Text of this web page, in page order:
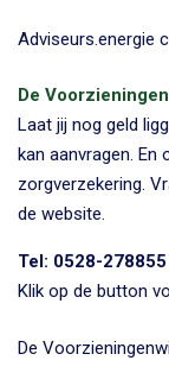
Adviseurs.energie
De
Laat jij nog geld
kan aanvragen.
zorgverzekering.
de website.
Tel: 0528-
Klik op de button
De